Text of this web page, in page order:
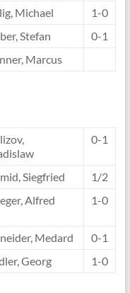
Michael
1-0
Stefan
0-1
Marcus
0-1
Siegfried
1/2
Alfred 1-0
Medard
0-1
Georg 1-0